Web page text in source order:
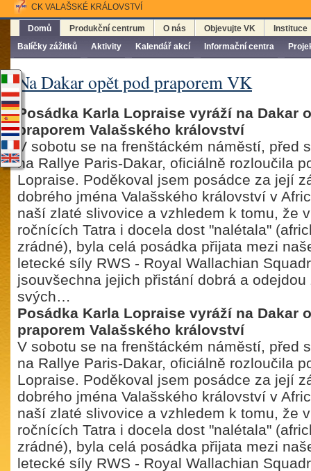
CK VALAŠSKÉ KRÁLOVSTVÍ
Domů
Balíčky zážitků
Aktivity Kalendář akcí Informační centra
Produkční centrum O nás Objevujte VK Instituce
Na Dakar opět pod praporem VK
Posádka Karla Lopraise vyráží na Dakar
praporem Valašského království
V sobotu se na frenštáckém náměstí, před
na Rallye Paris-Dakar, oficiálně rozloučila
Lopraise. Poděkoval jsem posádce za její
dobrého jména Valašského království v
naší zlaté slivovice a vzhledem k tomu, že
ročnících Tatra i docela dost "nalétala"
zrádné), byla celá posádka přijata mezi
letecké síly RWS - Royal Wallachian
jsouvšechna jejich přistání dobrá a odejdou
svých…
Posádka Karla Lopraise vyráží na Dakar
praporem Valašského království
V sobotu se na frenštáckém náměstí, před
na Rallye Paris-Dakar, oficiálně rozloučila
Lopraise. Poděkoval jsem posádce za její
dobrého jména Valašského království v
naší zlaté slivovice a vzhledem k tomu, že
ročnících Tatra i docela dost "nalétala"
zrádné), byla celá posádka přijata mezi
letecké síly RWS - Royal Wallachian